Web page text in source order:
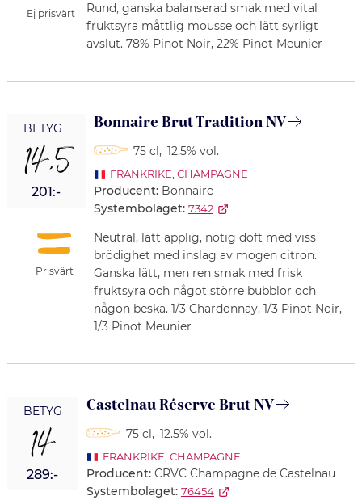
Ej prisvärt
Rund, ganska balanserad smak med vital
fruktsyra måttlig mousse och lätt syrligt
avslut. 78% Pinot Noir, 22% Pinot Meunier
BETYG
14,5
201:-
Prisvärt
Bonnaire Brut Tradition NV
75 cl, 12.5% vol.
FRANKRIKE CHAMPAGNE
Producent: Bonnaire
Systembolaget: 7342
Neutral, lätt äpplig, nötig doft med viss
brödighet med inslag av mogen citron.
Ganska lätt, men ren smak med frisk
fruktsyra och något större bubblor och
någon beska. 1/3 Chardonnay, 1/3 Pinot Noir,
1/3 Pinot Meunier
BETYG
14
289:-
Castelnau Réserve Brut NV
75 cl, 12.5% vol.
FRANKRIKE CHAMPAGNE
Producent: CRVC Champagne de Castelnau
Systembolaget: 76454